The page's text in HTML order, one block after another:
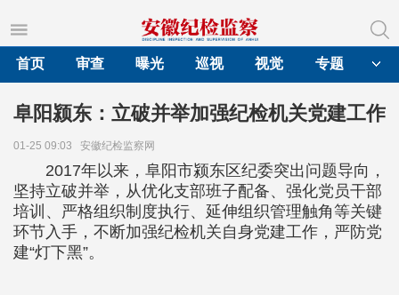
首页
审查 曝光 巡视 视觉 专题
阜阳颍东：立破并举加强纪检机关党建工作
01-25 09:03 安徽纪检监察网
2017年以来，阜阳市颍东区纪委突出问题导向，
坚持立破并举，从优化支部班子配备、强化党员干部
培训、严格组织制度执行、延伸组织管理触角等关键
环节入手，不断加强纪检机关自身党建工作，严防党
建“灯下黑”。